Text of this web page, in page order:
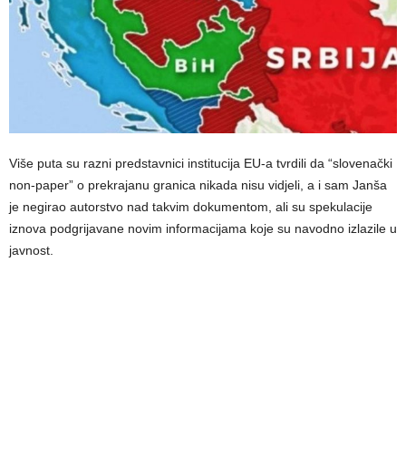
Više puta su razni predstavnici institucija EU-a tvrdili da “slovenački
non-paper” o prekrajanu granica nikada nisu vidjeli, a i sam Janša
je negirao autorstvo nad takvim dokumentom, ali su spekulacije
iznova podgrijavane novim informacijama koje su navodno izlazile u
javnost.